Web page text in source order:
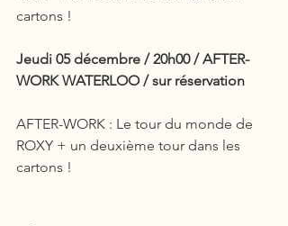
cartons !
Jeudi 05 décembre / 20h00 / AFTER-
WORK WATERLOO / sur réservation
AFTER-WORK : Le tour du monde de
ROXY + un deuxième tour dans les
cartons !